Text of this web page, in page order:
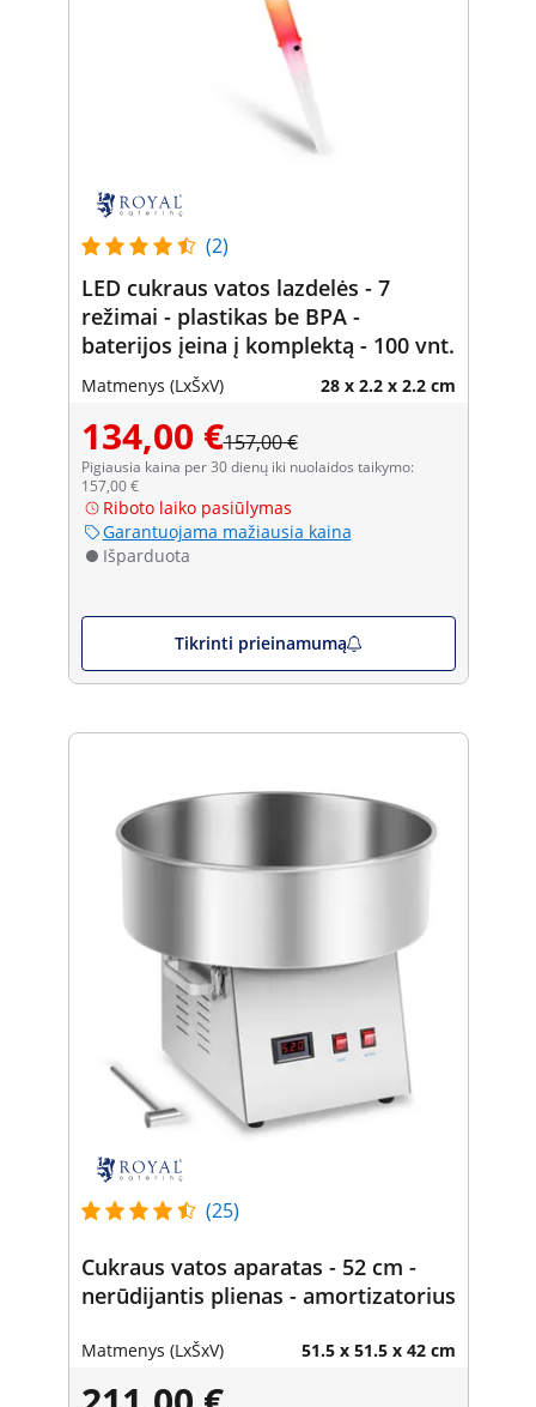
(2)
LED cukraus vatos lazdelės - 7
režimai - plastikas be BPA -
baterijos įeina į komplektą - 100 vnt.
Matmenys (LxŠxV) 28 x 2.2 x 2.2 cm
134,00 €157,00 €
Pigiausia kaina per 30 dienų iki nuolaidos taikymo:
157,00 €
Riboto laiko pasiūlymas
Garantuojama mažiausia kaina
Išparduota
Tikrinti prieinamumą
(25)
Cukraus vatos aparatas - 52 cm -
nerūdijantis plienas - amortizatorius
Matmenys (LxŠxV) 51.5 x 51.5 x 42 cm